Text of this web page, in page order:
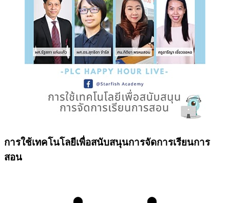
การใช้เทคโนโลยีเพื่อสนับสนุนการจัดการเรียนการ
สอน